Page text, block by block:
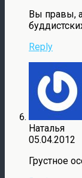
Вы правы,
Reply
Наталья
05.04.2012
Грустное